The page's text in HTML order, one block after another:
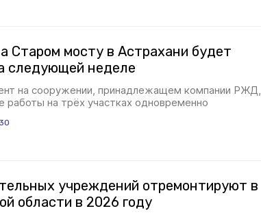
Старом мосту в Астрахани будет
следующей неделе
на сооружении, принадлежащем компании РЖД,
работы на трёх участках одновременно
учреждений отремонтируют в
области в 2026 году